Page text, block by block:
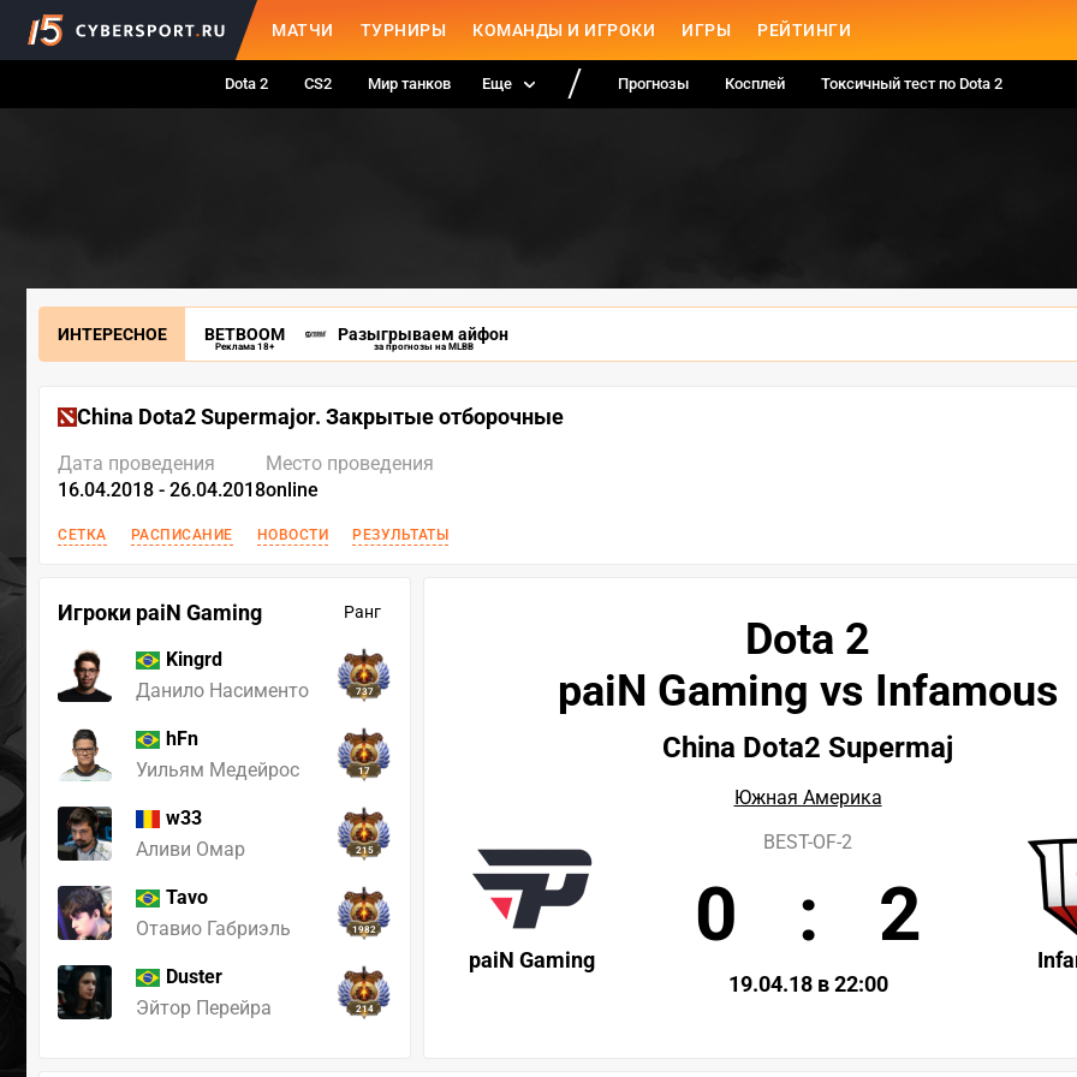
МАТЧИ ТУРНИРЫ КОМАНДЫ И ИГРОКИ ИГРЫ РЕЙТИНГИ
Dota 2 CS2 Мир танков Еще Прогнозы Косплей Токсичный тест по Dota 2
ИНТЕРЕСНОЕ BETBOOM
Реклама 18+
Разыгрываем айфон
за прогнозы на MLBB
China Dota2 Supermajor. Закрытые отборочные
Дата проведения
16.04.2018 - 26.04.2018
Место проведения
online
СЕТКА РАСПИСАНИЕ НОВОСТИ РЕЗУЛЬТАТЫ
Игроки paiN Gaming Ранг
Kingrd
Данило Насименто
737
hFn
Уильям Медейрос
17
w33
Аливи Омар
215
Tavo
Отавио Габриэль
1982
Duster
Эйтор Перейра
214
Dota 2
paiN Gaming vs Infamous
China Dota2 Supermaj
Южная Америка
paiN Gaming
BEST-OF-2
0 : 2
19.04.18 в 22:00